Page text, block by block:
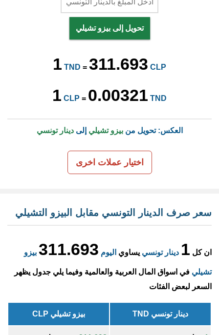
تحويل إلى بيزو تشيلي
1 TND = 311.693 CLP
1 CLP = 0.00321 TND
العكس: تحويل منبيزو تشيلي إلىدينار تونسي
اختيار عملات اخرى
سعر صرف الدينار التونسي مقابل البيزو التشيلي
ان كل 1 دينار تونسي يساوي اليوم 311.693 بيزو
تشيلي في اسواق المال العربية والعالمية وفيما يلي جدول يظهر
السعر لبعض الفئات
دينار تونسي TND بيزو تشيلي CLP